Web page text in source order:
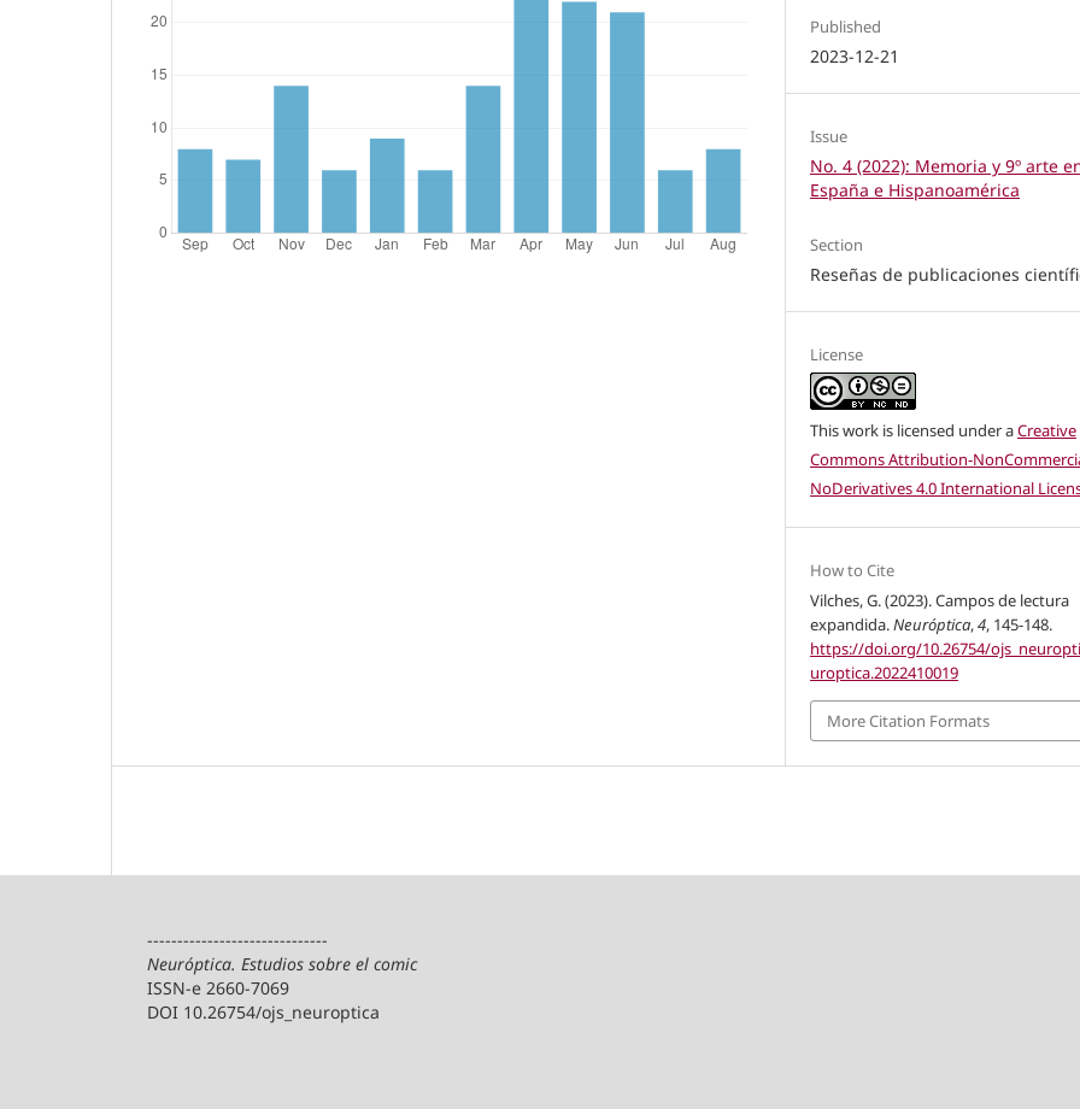
Published
2023-12-21
Issue
No. 4 (2022): Memoria y 9º arte
España e Hispanoamérica
Section
Reseñas de publicaciones
License
This work is licensed under aCreative
Commons Attribution-
NoDerivatives 4.0 International
How to Cite
Vilches, G. (2023). Campos de lectura
expandida.Neuróptica,4, 145-148.
https://doi.org/10.26754/
uroptica.2022410019
More Citation Formats
------------------------------
Neuróptica. Estudios sobre el comic
ISSN-e 2660-7069
DOI 10.26754/ojs_neuroptica